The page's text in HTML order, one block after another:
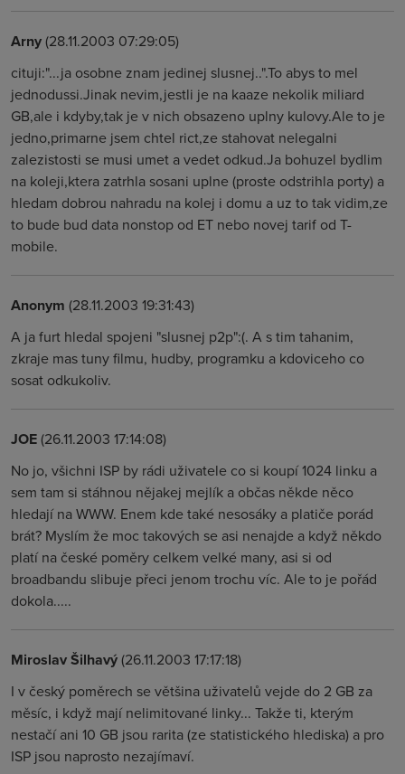
Arny(28.11.2003 07:29:05)
cituji:"...ja osobne znam jedinej slusnej..".To abys to mel
jednodussi.Jinak nevim,jestli je na kaaze nekolik miliard
GB,ale i kdyby,tak je v nich obsazeno uplny kulovy.Ale to je
jedno,primarne jsem chtel rict,ze stahovat nelegalni
zalezistosti se musi umet a vedet odkud.Ja bohuzel bydlim
na koleji,ktera zatrhla sosani uplne (proste odstrihla porty) a
hledam dobrou nahradu na kolej i domu a uz to tak vidim,ze
to bude bud data nonstop od ET nebo novej tarif od T-
mobile.
Anonym (28.11.2003 19:31:43)
A ja furt hledal spojeni "slusnej p2p":(. A s tim tahanim,
zkraje mas tuny filmu, hudby, programku a kdoviceho co
sosat odkukoliv.
JOE(26.11.2003 17:14:08)
No jo, všichni ISP by rádi uživatele co si koupí 1024 linku a
sem tam si stáhnou nějakej mejlík a občas někde něco
hledají na WWW. Enem kde také nesosáky a platiče porád
brát? Myslím že moc takových se asi nenajde a když někdo
platí na české poměry celkem velké many, asi si od
broadbandu slibuje přeci jenom trochu víc. Ale to je pořád
dokola.....
Miroslav Šilhavý(26.11.2003 17:17:18)
I v český poměrech se většina uživatelů vejde do 2 GB za
měsíc, i když mají nelimitované linky... Takže ti, kterým
nestačí ani 10 GB jsou rarita (ze statistického hlediska) a pro
ISP jsou naprosto nezajímaví.